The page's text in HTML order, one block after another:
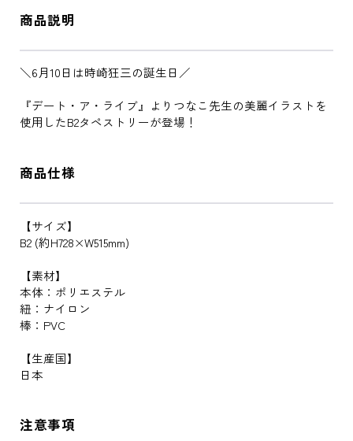
商品説明
＼6月10日は時崎狂三の誕生日／
『デート・ア・ライブ』よりつなこ先生の美麗イラストを
使用したB2タペストリーが登場！
商品仕様
【サイズ】
B2 (約H728×W515mm)
【素材】
本体：ポリエステル
紐：ナイロン
棒：PVC
【生産国】
日本
注意事項